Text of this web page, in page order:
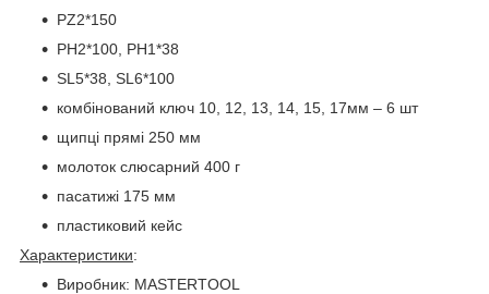
PZ2*150
РН2*100, PH1*38
SL5*38, SL6*100
комбінований ключ 10, 12, 13, 14, 15, 17мм – 6 шт
щипці прямі 250 мм
молоток слюсарний 400 г
пасатижі 175 мм
пластиковий кейс
Характеристики:
Виробник: MASTERTOOL